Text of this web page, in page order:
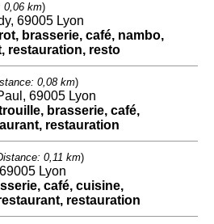
0,06 km)
69005 Lyon
brasserie, café, nambo,
restauration, resto
0,08 km)
69005 Lyon
brasserie, café,
restauration
0,11 km)
Lyon
café, cuisine,
restauration